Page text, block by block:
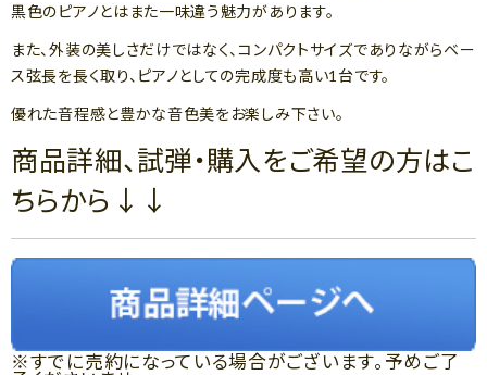
黒色のピアノとはまた一味違う魅力があります。
また、外装の美しさだけではなく、コンパクトサイズでありながらベー
ス弦長を長く取り、ピアノとしての完成度も高い1台です。
優れた音程感と豊かな音色美をお楽しみ下さい。
商品詳細、試弾・購入をご希望の方はこ
ちらから↓↓
※すでに売約になっている場合がございます。予めご了